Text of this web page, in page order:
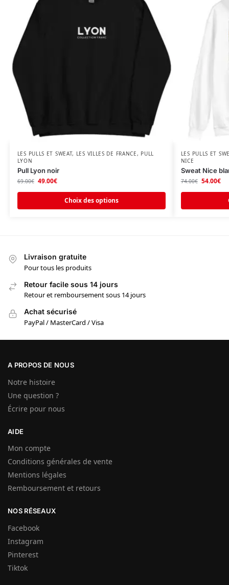
LES PULLS ET SWEAT, LES VILLES DE FRANCE, PULL
LYON
Pull Lyon noir
69.00€ 49.00€
Choix des options
LES PULLS ET
NICE
Sweat Nice
74.00€ 54.00€
Livraison gratuite
Pour tous les produits
Retour facile sous 14 jours
Retour et remboursement sous 14 jours
Achat sécurisé
PayPal / MasterCard / Visa
A PROPOS DE NOUS
Notre histoire
Une question ?
Écrire pour nous
AIDE
Mon compte
Conditions générales de vente
Mentions légales
Remboursement et retours
NOS RÉSEAUX
Facebook
Instagram
Pinterest
Tiktok